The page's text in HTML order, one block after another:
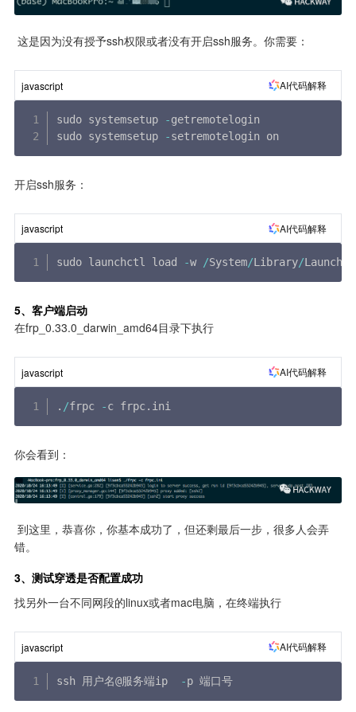
这是因为没有授予ssh权限或者没有开启ssh服务。你需要：
javascript AI代码解释
sudo systemsetup -getremotelogin
sudo systemsetup
-setremotelogin on
开启ssh服务：
javascript AI代码解释
sudo launchctl load -w /System/Library/
5、客户端启动
在frp_0.33.0_darwin_amd64目录下执行
javascript AI代码解释
. /frpc -c frpc. ini
你会看到：
错。
3、测试穿透是否配置成功
找另外一台不同网段的linux或者mac电脑，在终端执行
javascript AI代码解释
ssh 用户名@服务端ip -p 端口号